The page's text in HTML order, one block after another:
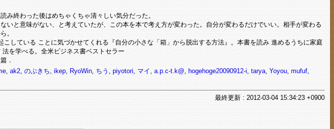
み終わった後はめちゃくちゃ清々しい気分だった。
いと意味がない、と考えていたが、この本を本で考え方が変わった。自分が変わるだけでいい。相手が変わる
。
している ことに気づかせてくれる『自分の小さな「箱」から脱出する方法』。本書を読み 進めるうちに家庭
を学べる。全米ビジネス書ベストセラー
．
, ak2, のぶきち, ikep, RyoWin, ちう , piyotori, マイ , a.p.c-t.k@, hogehoge20090912-i, tarya, Yoyou, mufuf,
最終更新: 2012-03-04 15:34:23 +0900